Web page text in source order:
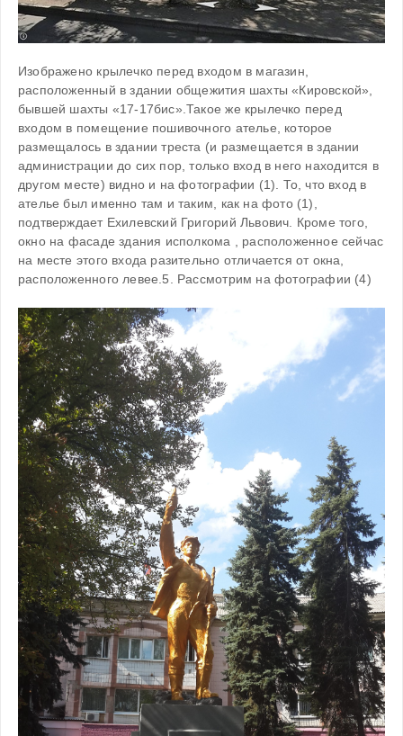
Изображено крылечко перед входом в магазин,
расположенный в здании общежития шахты «Кировской»,
бывшей шахты «17-17бис».Такое же крылечко перед
входом в помещение пошивочного ателье, которое
размещалось в здании треста (и размещается в здании
администрации до сих пор, только вход в него находится в
другом месте) видно и на фотографии (1). То, что вход в
ателье был именно там и таким, как на фото (1),
подтверждает Ехилевский Григорий Львович. Кроме того,
окно на фасаде здания исполкома , расположенное сейчас
на месте этого входа разительно отличается от окна,
расположенного левее.5. Рассмотрим на фотографии (4)